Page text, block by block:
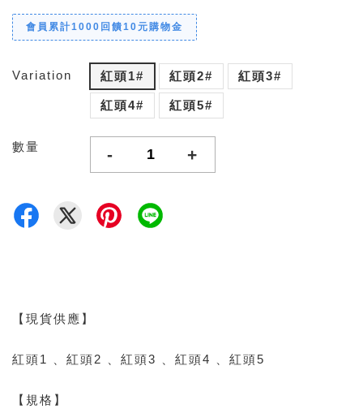
會員累計1000回饋10元購物金
Variation 紅頭1# 紅頭2# 紅頭3#
紅頭4# 紅頭5#
數量 - +
【現貨供應】
紅頭1 、紅頭2 、紅頭3 、紅頭4 、紅頭5
【規格】